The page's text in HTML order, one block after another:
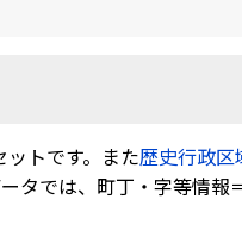
トです。また歴史行政区
タでは、町丁・字等情報